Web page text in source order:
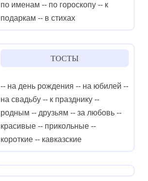
по именам -- по гороскопу -- к
подаркам -- в стихах
ТОСТЫ
-- на день рождения -- на юбилей --
на свадьбу -- к празднику --
родным -- друзьям -- за любовь --
красивые -- прикольные --
короткие -- кавказские